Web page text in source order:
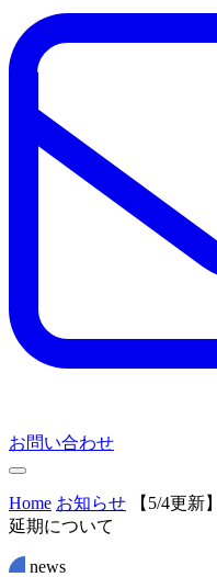
お問い合わせ
Home お知らせ
【5/4更
延期について
news